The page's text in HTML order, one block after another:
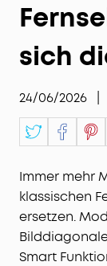
sich
24/06/2026
Immer mehr
klassischen
ersetzen.
Smart